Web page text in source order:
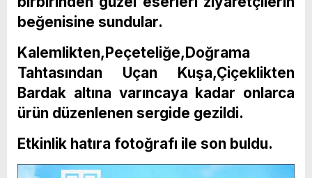
beğenisine sundular.
Kalemlikten,Peçeteliğe,Doğrama
Tahtasından Uçan Kuşa,Çiçeklikten
Bardak altına varıncaya kadar onlarca
ürün düzenlenen sergide gezildi.
Etkinlik hatıra fotoğrafı ile son buldu.